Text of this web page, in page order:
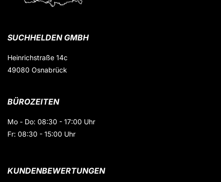
SUCHHELDEN GMBH
Heinrichstraße 14c
49080 Osnabrück
BÜROZEITEN
Mo - Do: 08:30 - 17:00 Uhr
Fr: 08:30 - 15:00 Uhr
KUNDENBEWERTUNGEN